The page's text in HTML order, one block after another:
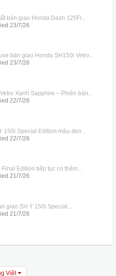
bàn giao Honda Dash 125Fi...
23/7/26
bàn giao Honda SH150i Vetro...
23/7/26
Xanh Sapphire – Phiên bản...
22/7/26
150i Special Edition màu đen...
22/7/26
Edition tiếp tục có thêm...
21/7/26
giao SH Ý 150i Special...
21/7/26
Việt